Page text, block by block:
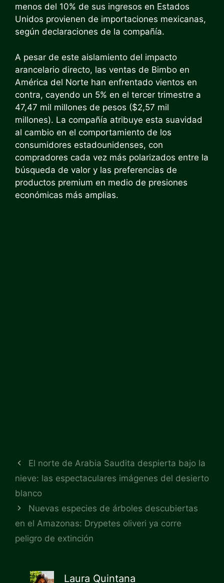
menos del 10% de sus ingresos en Estados
Unidos provienen de importaciones mexicanas,
según declaraciones de la compañía.
A pesar de este aislamiento del impacto
arancelario directo, las ventas de Bimbo en
América del Norte han enfrentado vientos en
contra, cayendo un 5% en el tercer trimestre a
47,47 mil millones de pesos ($2,57 mil
millones). La compañía atribuye esta suavidad
al cambio en el comportamiento de los
consumidores estadounidenses, con
compradores cada vez más polarizados entre la
búsqueda de valor y las preferencias de
productos premium en medio de presiones
económicas más amplias.
El norte de Arabia Saudita despierta bajo la
nieve: las espectaculares imágenes del desierto
blanco
Nuevas especies de árboles descubiertas
en el Amazonas: Drypetes oliveri ya corre
peligro de extinción
Laura Quintana